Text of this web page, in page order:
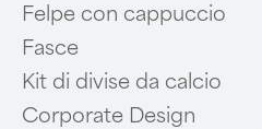
Felpe con cappuccio
Fasce
Kit di divise da calcio
Corporate Design